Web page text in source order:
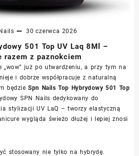
30 czerwca 2026
501 Top UV Laq 8Ml –
razem z paznokciem
„wow” już po utwardzeniu, a przy tym na
i dobrze współpracuje z naturalną
będzieSpn Nails Top Hybrydowy 501 Top
SPN Nails dedykowany do
stylizacji UV LaQ – tworzy elastyczną
wygląda świeżo dłużej i lepiej znosi
stosowany nie tylko na hybrydę.